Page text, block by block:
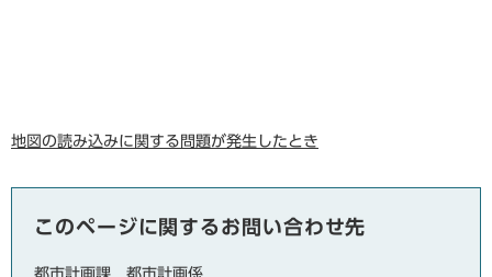
地図の読み込みに関する問題が発生したとき
このページに関するお問い合わせ先
都市計画課 都市計画係